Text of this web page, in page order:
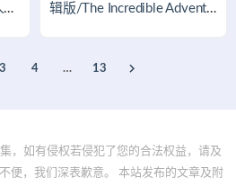
辑版/The Incredible Adventu
3 4 … 13
，如有侵权若侵犯了您的合法权益，请及
便，我们深表歉意。 本站发布的文章及附